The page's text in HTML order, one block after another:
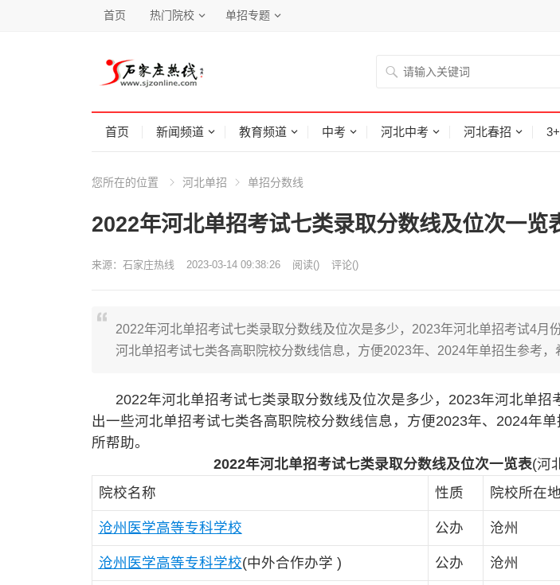
首页 热门院校 单招专题
首页 新闻频道 教育频道 中考 河北中考 河北春招
您所在的位置 河北单招 单招分数线
2022年河北单招考试七类录取分数线及位次一览
来源： 石家庄热线 2023-03-14 09:38:26 阅读() 评论()
2022年河北单招考试七类录取分数线及位次是多少，2023年河北单招考试4月
河北单招考试七类各高职院校分数线信息，方便2023年、2024年单招生参考
2022年河北单招考试七类录取分数线及位次是多少，2023年河北单招
出一些河北单招考试七类各高职院校分数线信息，方便2023年、2024年
所帮助。
2022年河北单招考试七类录取分数线及位次一览表(河
院校名称
性质 院校所在地
沧州医学高等专科学校 公办 沧州
沧州医学高等专科学校(中外合作办学 ) 公办 沧州